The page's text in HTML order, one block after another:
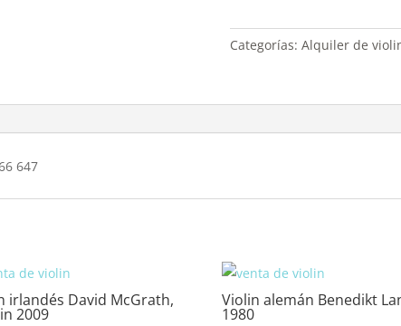
Categorías: Alquiler de
647
irlandés David McGrath,
2009
Violin alemán Benedikt
1980